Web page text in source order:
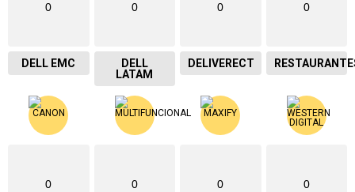
0
DELL EMC
0
DELL
LATAM
0
DELIVERECT
0
0 0 0 0